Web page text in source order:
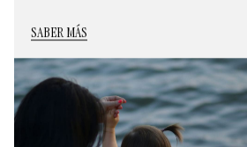
SABER MÁS